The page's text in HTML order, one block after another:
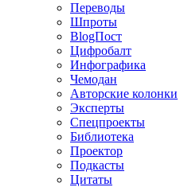
Переводы
Шпроты
BlogПост
Цифробалт
Инфографика
Чемодан
Авторские колонки
Эксперты
Спецпроекты
Библиотека
Проектор
Подкасты
Цитаты